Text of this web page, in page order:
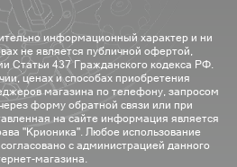
информационный характер и ни
не является публичной офертой,
Статьи 437 Гражданского кодекса РФ.
ценах и способах приобретения
магазина по телефону, запросом
форму обратной связи или при
на сайте информация является
"Крионика". Любое использование
с администрацией данного
магазина.